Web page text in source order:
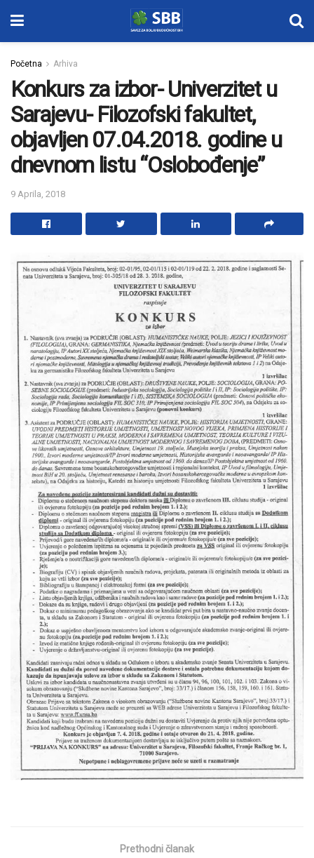
Početna Arhiva
Konkurs za izbor- Univerzitet u
Sarajevu- Filozofski fakultet,
objavljen 07.04.2018. godine u
dnevnom listu “Oslobođenje”
9 Aprila, 2018
Prethodni članak